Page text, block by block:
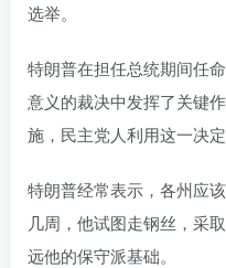
选举。
特朗普在担任总统期间任
意义的裁决中发挥了关键
施，民主党人利用这一决定
特朗普经常表示，各州应
几周，他试图走钢丝，采
远他的保守派基础。